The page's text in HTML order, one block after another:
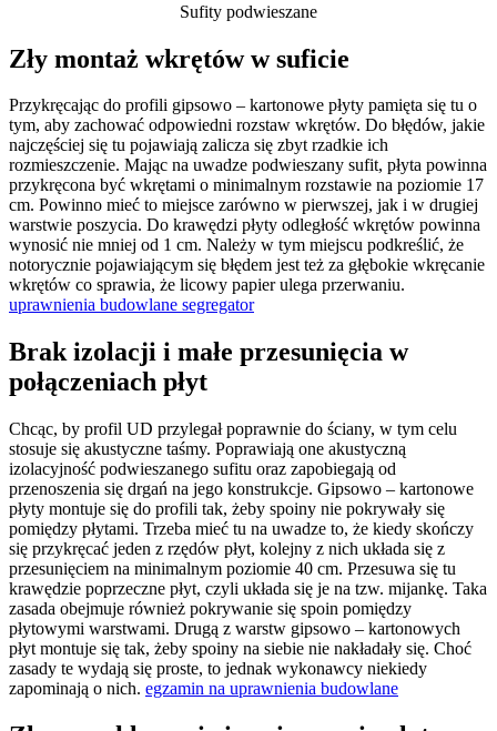
Sufity podwieszane
Zły montaż wkrętów w suficie
Przykręcając do profili gipsowo – kartonowe płyty pamięta się tu o
tym, aby zachować odpowiedni rozstaw wkrętów. Do błędów, jakie
najczęściej się tu pojawiają zalicza się zbyt rzadkie ich
rozmieszczenie. Mając na uwadze podwieszany sufit, płyta powinna
przykręcona być wkrętami o minimalnym rozstawie na poziomie 17
cm. Powinno mieć to miejsce zarówno w pierwszej, jak i w drugiej
warstwie poszycia. Do krawędzi płyty odległość wkrętów powinna
wynosić nie mniej od 1 cm. Należy w tym miejscu podkreślić, że
notorycznie pojawiającym się błędem jest też za głębokie wkręcanie
wkrętów co sprawia, że licowy papier ulega przerwaniu.
uprawnienia budowlane segregator
Brak izolacji i małe przesunięcia w
połączeniach płyt
Chcąc, by profil UD przylegał poprawnie do ściany, w tym celu
stosuje się akustyczne taśmy. Poprawiają one akustyczną
izolacyjność podwieszanego sufitu oraz zapobiegają od
przenoszenia się drgań na jego konstrukcje. Gipsowo – kartonowe
płyty montuje się do profili tak, żeby spoiny nie pokrywały się
pomiędzy płytami. Trzeba mieć tu na uwadze to, że kiedy skończy
się przykręcać jeden z rzędów płyt, kolejny z nich układa się z
przesunięciem na minimalnym poziomie 40 cm. Przesuwa się tu
krawędzie poprzeczne płyt, czyli układa się je na tzw. mijankę. Taka
zasada obejmuje również pokrywanie się spoin pomiędzy
płytowymi warstwami. Drugą z warstw gipsowo – kartonowych
płyt montuje się tak, żeby spoiny na siebie nie nakładały się. Choć
zasady te wydają się proste, to jednak wykonawcy niekiedy
zapominają o nich. egzamin na uprawnienia budowlane